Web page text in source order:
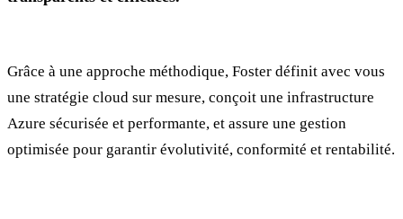
Grâce à une approche méthodique, Foster définit avec vous
une stratégie cloud sur mesure, conçoit une infrastructure
Azure sécurisée et performante, et assure une gestion
optimisée pour garantir évolutivité, conformité et rentabilité.